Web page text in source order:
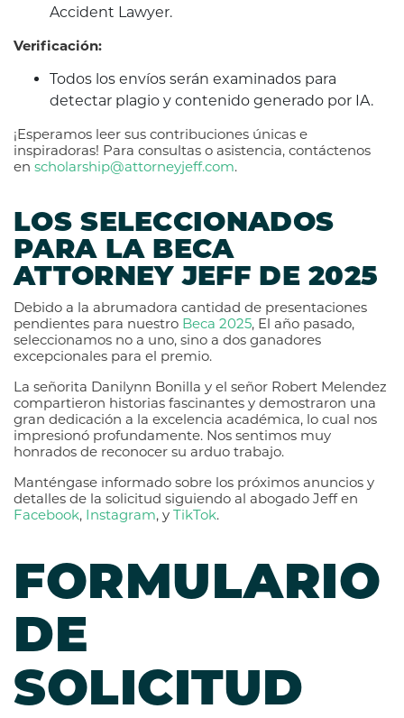
Accident Lawyer.
Verificación:
Todos los envíos serán examinados para
detectar plagio y contenido generado por IA.
¡Esperamos leer sus contribuciones únicas e
inspiradoras! Para consultas o asistencia, contáctenos
en scholarship@attorneyjeff.com.
LOS SELECCIONADOS
PARA LA BECA
ATTORNEY JEFF DE 2025
Debido a la abrumadora cantidad de presentaciones
pendientes para nuestro Beca 2025, El año pasado,
seleccionamos no a uno, sino a dos ganadores
excepcionales para el premio.
La señorita Danilynn Bonilla y el señor Robert Melendez
compartieron historias fascinantes y demostraron una
gran dedicación a la excelencia académica, lo cual nos
impresionó profundamente. Nos sentimos muy
honrados de reconocer su arduo trabajo.
Manténgase informado sobre los próximos anuncios y
detalles de la solicitud siguiendo al abogado Jeff en
Facebook, Instagram, y TikTok.
FORMULARIO
DE
SOLICITUD